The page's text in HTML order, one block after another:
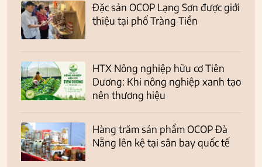
Đặc sản OCOP Lạng Sơn được giới
thiệu tại phố Tràng Tiền
HTX Nông nghiệp hữu cơ Tiên
Dương: Khi nông nghiệp xanh tạo
nên thương hiệu
Hàng trăm sản phẩm OCOP Đà
Nẵng lên kệ tại sân bay quốc tế